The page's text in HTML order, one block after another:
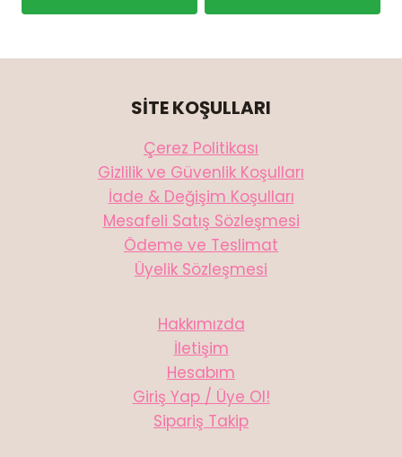
SİTE KOŞULLARI
Çerez Politikası
Gizlilik ve Güvenlik Koşulları
İade & Değişim Koşulları
Mesafeli Satış Sözleşmesi
Ödeme ve Teslimat
Üyelik Sözleşmesi
Hakkımızda
İletişim
Hesabım
Giriş Yap / Üye Ol!
Sipariş Takip